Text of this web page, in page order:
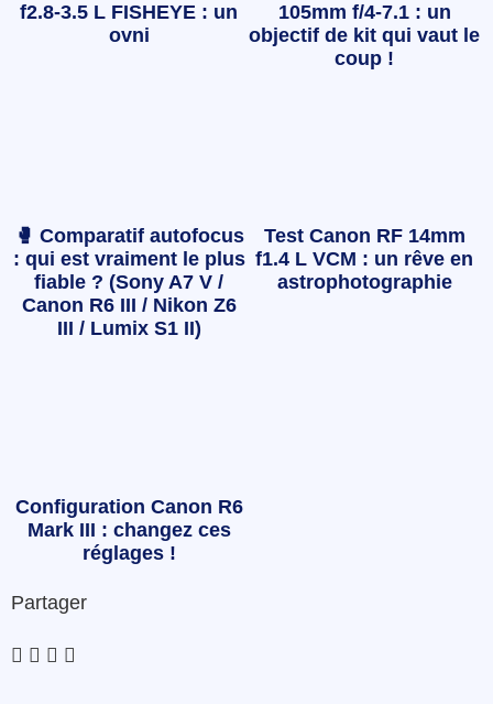
f2.8-3.5 L FISHEYE : un
ovni
105mm f/4-7.1 : un
objectif de kit qui vaut le
coup !
🥊 Comparatif autofocus
: qui est vraiment le plus
fiable ? (Sony A7 V /
Canon R6 III / Nikon Z6
III / Lumix S1 II)
Test Canon RF 14mm
f1.4 L VCM : un rêve en
astrophotographie
Configuration Canon R6
Mark III : changez ces
réglages !
Partager